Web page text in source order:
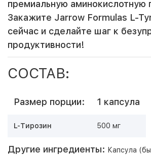
премиальную аминокислотную
Закажите Jarrow Formulas L-
сейчас и сделайте шаг к
продуктивности!
СОСТАВ:
Размер порции: 1 капсула
L-Тирозин 500 мг
Другие ингредиенты: Капсула